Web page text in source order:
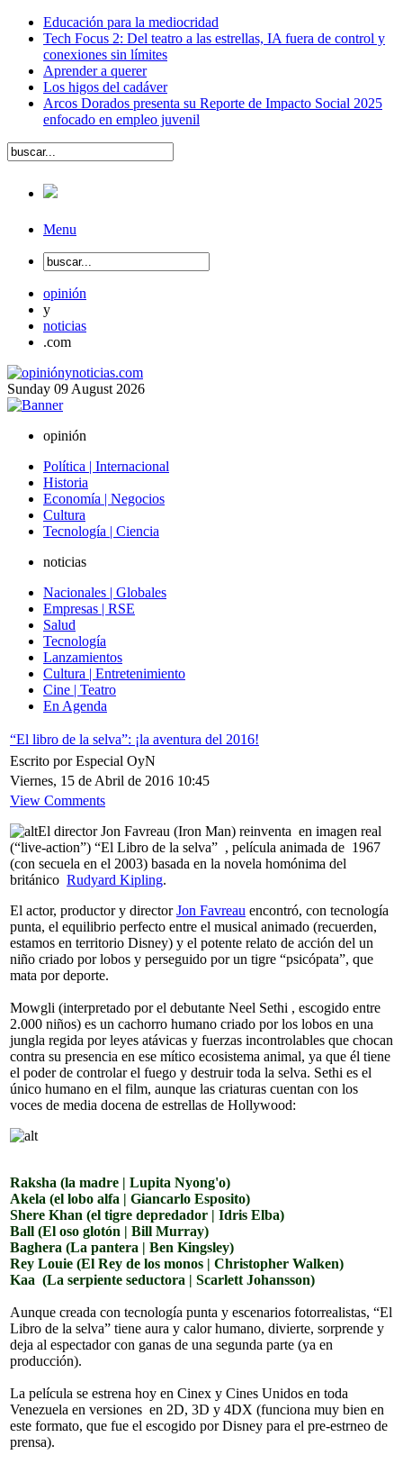
Educación para la mediocridad
Tech Focus 2: Del teatro a las estrellas, IA fuera de control y
conexiones sin límites
Aprender a querer
Los higos del cadáver
Arcos Dorados presenta su Reporte de Impacto Social 2025
enfocado en empleo juvenil
Menu
opinión
y
noticias
.com
Sunday 09 August 2026
opinión
Política | Internacional
Historia
Economía | Negocios
Cultura
Tecnología | Ciencia
noticias
Nacionales | Globales
Empresas | RSE
Salud
Tecnología
Lanzamientos
Cultura | Entretenimiento
Cine | Teatro
En Agenda
“El libro de la selva”: ¡la aventura del 2016!
Escrito por Especial OyN
Viernes, 15 de Abril de 2016 10:45
View Comments
El director Jon Favreau (Iron Man) reinventa en imagen real
(“live-action”) “El Libro de la selva” , película animada de 1967
(con secuela en el 2003) basada en la novela homónima del
británico Rudyard Kipling.
El actor, productor y directorJon Favreau encontró, con tecnología
punta, el equilibrio perfecto entre el musical animado (recuerden,
estamos en territorio Disney) y el potente relato de acción del un
niño criado por lobos y perseguido por un tigre “psicópata”, que
mata por deporte.
Mowgli (interpretado por el debutante Neel Sethi , escogido entre
2.000 niños) es un cachorro humano criado por los lobos en una
jungla regida por leyes atávicas y fuerzas incontrolables que chocan
contra su presencia en ese mítico ecosistema animal, ya que él tiene
el poder de controlar el fuego y destruir toda la selva. Sethi es el
único humano en el film, aunque las criaturas cuentan con los
voces de media docena de estrellas de Hollywood:
Raksha (la madre | Lupita Nyong'o)
Akela (el lobo alfa | Giancarlo Esposito)
Shere Khan (el tigre depredador | Idris Elba)
Ball (El oso glotón | Bill Murray)
Baghera (La pantera | Ben Kingsley)
Rey Louie (El Rey de los monos | Christopher Walken)
Kaa (La serpiente seductora | Scarlett Johansson)
Aunque creada con tecnología punta y escenarios fotorrealistas, “El
Libro de la selva” tiene aura y calor humano, divierte, sorprende y
deja al espectador con ganas de una segunda parte (ya en
producción).
La película se estrena hoy en Cinex y Cines Unidos en toda
Venezuela en versiones en 2D, 3D y 4DX (funciona muy bien en
este formato, que fue el escogido por Disney para el pre-estrneo de
prensa).